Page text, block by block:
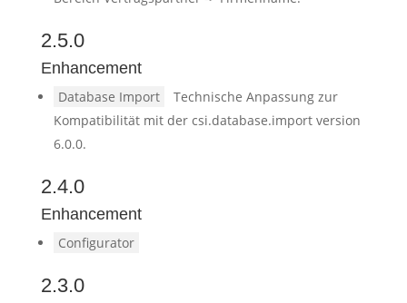
2.5.0
Enhancement
Database Import
Technische Anpassung zur
Kompatibilität mit der csi.database.import version
6.0.0.
2.4.0
Enhancement
Configurator
2.3.0